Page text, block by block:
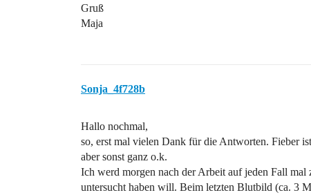
Gruß
Maja
Sonja_4f728b
Hallo nochmal,
so, erst mal vielen Dank für die Antworten. Fieber
aber sonst ganz o.k.
Ich werd morgen nach der Arbeit auf jeden Fall
untersucht haben will. Beim letzten Blutbild (ca. 3